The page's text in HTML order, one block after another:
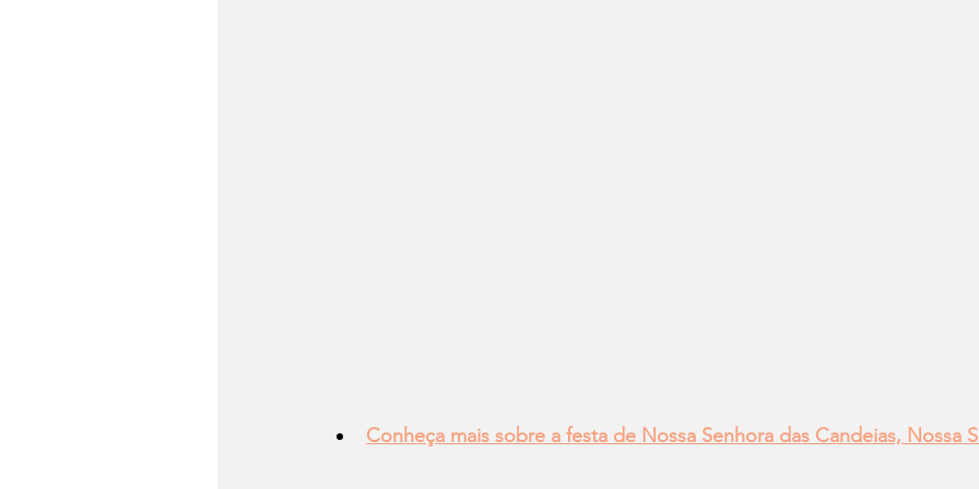
Conheça mais sobre a festa de Nossa Senhora das Candeias, Nossa